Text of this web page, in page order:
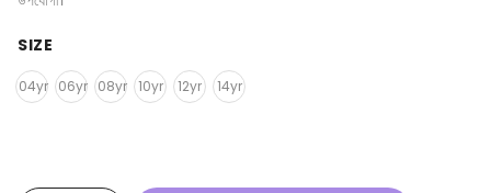
SIZE
04yr 06yr 08yr 10yr 12yr 14yr